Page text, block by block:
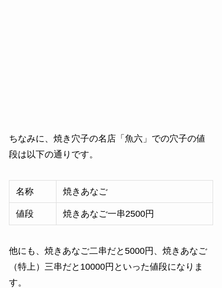
ちなみに、焼き穴子の名店「魚六」での穴子の値
段は以下の通りです。
名称 焼きあなご
値段 焼きあなご一串2500円
他にも、焼きあなご二串だと5000円、焼きあなご
（特上）三串だと10000円といった値段になりま
す。